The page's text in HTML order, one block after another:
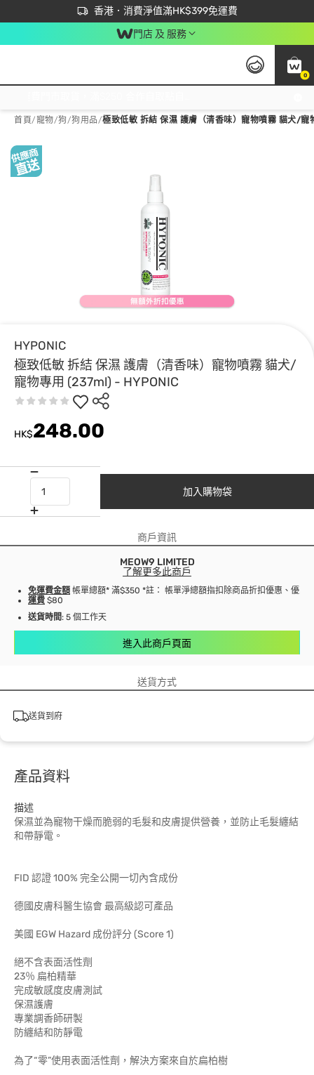
香港．消費淨值滿HK$399免運費
立即成為易賞錢會員盡享獨家優惠
首次APP下單買滿$450 輸入 NEWAPP 即減$50
門店 及 服務
0
首頁/寵物/狗/狗用品/極致低敏 拆結 保濕 護膚（清香味）寵物噴霧 貓犬/
HYPONIC
極致低敏 拆結 保濕 護膚（清香味）寵物噴霧 貓犬/
寵物專用 (237ml) - HYPONIC
HK$248.00
加入購物袋
商戶資訊
MEOW9 LIMITED
了解更多此商戶
免運費金額 帳單總額* 滿$350 *註： 帳單淨總額指扣除商品折扣優惠、優惠
運費 $80
送貨時間: 5 個工作天
進入此商戶頁面
送貨方式
送貨到府
產品資料
描述
保濕並為寵物干燥而脆弱的毛髮和皮膚提供營養，並防止毛髮纏結
和帶靜電。
FID 認證 100% 完全公開一切內含成份
德國皮膚科醫生協會 最高級認可產品
美國 EGW Hazard 成份評分 (Score 1)
絕不含表面活性劑
23％ 扁柏精華
完成敏感度皮膚測試
保濕護膚
專業調香師研製
防纏結和防靜電
為了“零”使用表面活性劑，解決方案來自於扁柏樹